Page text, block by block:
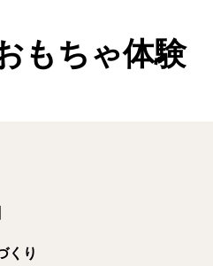
もちゃ体験
くり